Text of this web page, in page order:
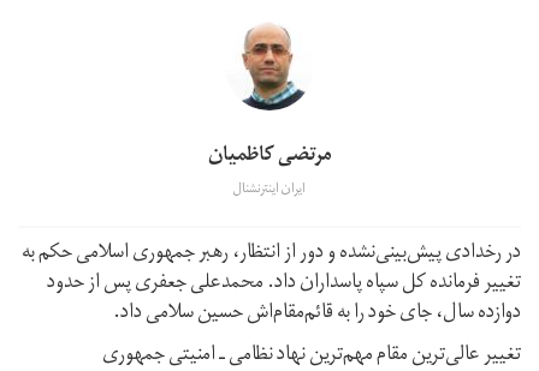
مرتضی کاظمیان
ایران اینترنشنال
در رخدادی پیش‌بینی‌نشده و دور از انتظار، رهبر جمهوری اسلامی حکم به
تغییر فرمانده کل سپاه پاسداران داد. محمدعلی جعفری پس از حدود
دوازده سال، جای خود را به قائم‌مقام‌اش حسین سلامی داد.
تغییر عالی‌ترین مقام مهم‌ترین نهاد نظامی ـ امنیتی جمهوری